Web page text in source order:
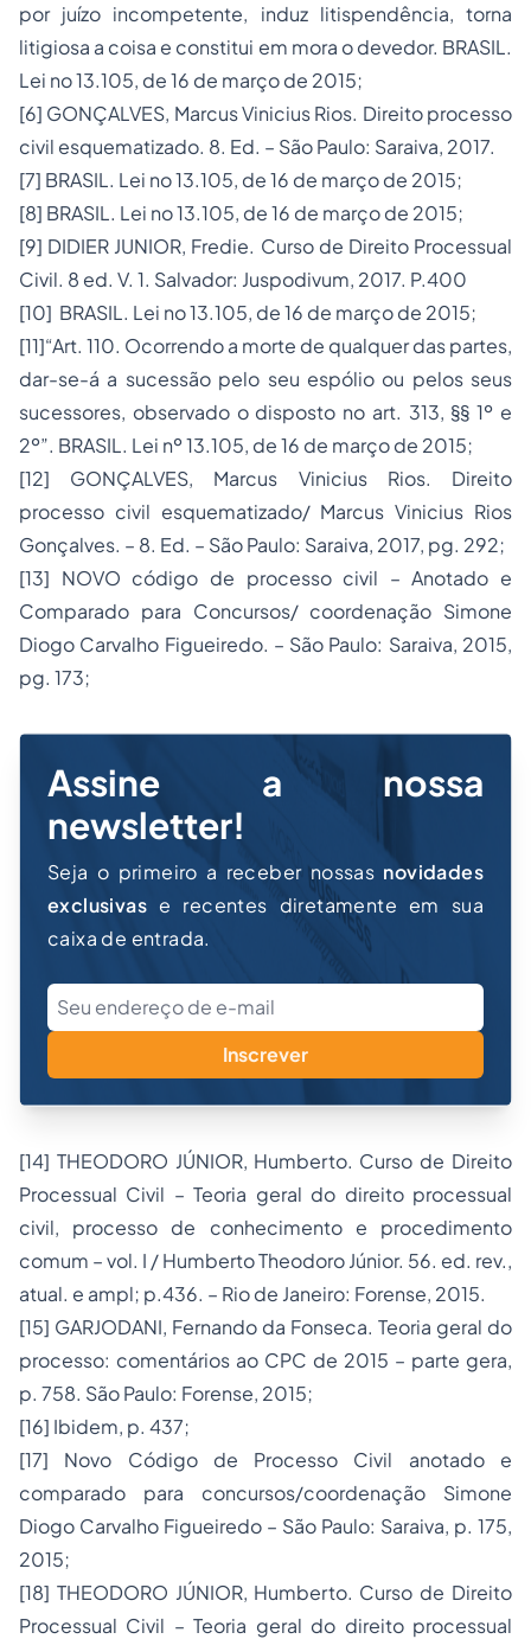
por juízo incompetente, induz litispendência, torna
litigiosa a coisa e constitui em mora o devedor. BRASIL.
Lei no 13.105, de 16 de março de 2015;
[6] GONÇALVES, Marcus Vinicius Rios. Direito processo
civil esquematizado. 8. Ed. – São Paulo: Saraiva, 2017.
[7] BRASIL. Lei no 13.105, de 16 de março de 2015;
[8] BRASIL. Lei no 13.105, de 16 de março de 2015;
[9] DIDIER JUNIOR, Fredie. Curso de Direito Processual
Civil. 8 ed. V. 1. Salvador: Juspodivum, 2017. P.400
[10] BRASIL. Lei no 13.105, de 16 de março de 2015;
[11]“Art. 110. Ocorrendo a morte de qualquer das partes,
dar-se-á a sucessão pelo seu espólio ou pelos seus
sucessores, observado o disposto no art. 313, §§ 1º e
2º”. BRASIL. Lei nº 13.105, de 16 de março de 2015;
[12] GONÇALVES, Marcus Vinicius Rios. Direito
processo civil esquematizado/ Marcus Vinicius Rios
Gonçalves. – 8. Ed. – São Paulo: Saraiva, 2017, pg. 292;
[13] NOVO código de processo civil – Anotado e
Comparado para Concursos/ coordenação Simone
Diogo Carvalho Figueiredo. – São Paulo: Saraiva, 2015,
pg. 173;
Assine a nossa
newsletter!
Seja o primeiro a receber nossas novidades
exclusivas e recentes diretamente em sua
caixa de entrada.
Inscrever
[14] THEODORO JÚNIOR, Humberto. Curso de Direito
Processual Civil – Teoria geral do direito processual
civil, processo de conhecimento e procedimento
comum – vol. I / Humberto Theodoro Júnior. 56. ed. rev.,
atual. e ampl; p.436. – Rio de Janeiro: Forense, 2015.
[15] GARJODANI, Fernando da Fonseca. Teoria geral do
processo: comentários ao CPC de 2015 – parte gera,
p. 758. São Paulo: Forense, 2015;
[16] Ibidem, p. 437;
[17] Novo Código de Processo Civil anotado e
comparado para concursos/coordenação Simone
Diogo Carvalho Figueiredo – São Paulo: Saraiva, p. 175,
2015;
[18] THEODORO JÚNIOR, Humberto. Curso de Direito
Processual Civil – Teoria geral do direito processual